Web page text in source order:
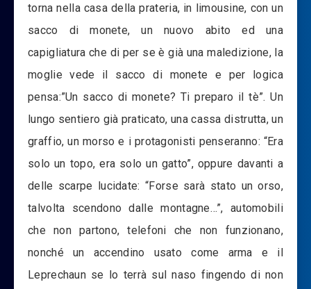
torna nella casa della prateria, in limousine, con un
sacco di monete, un nuovo abito ed una
capigliatura che di per se è già una maledizione, la
moglie vede il sacco di monete e per logica
pensa:”Un sacco di monete? Ti preparo il tè”. Un
lungo sentiero già praticato, una cassa distrutta, un
graffio, un morso e i protagonisti penseranno: “Era
solo un topo, era solo un gatto”, oppure davanti a
delle scarpe lucidate: “Forse sarà stato un orso,
talvolta scendono dalle montagne…”, automobili
che non partono, telefoni che non funzionano,
nonché un accendino usato come arma e il
Leprechaun se lo terrà sul naso fingendo di non